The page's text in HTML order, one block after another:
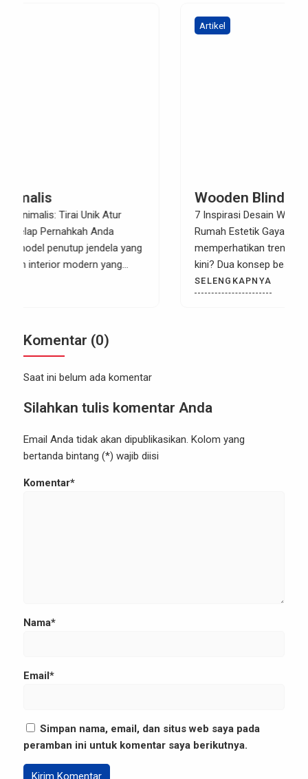
Wooden Blind Minimalis
7 Inspirasi Desain Wooden Blind Minimalis untuk
Rumah Estetik Gaya Japandi Pernahkah Anda
memperhatikan tren desain interior rumah masa
kini? Dua konsep besar, yaitu Japanese (Jepang)
dan Scandinavian (Skandinavia), kini melebur
menjadi satu tren global yang sangat digemari
menenangkan, serta penggunaan elemen […]
Komentar (0)
Saat ini belum ada komentar
Silahkan tulis komentar Anda
Email Anda tidak akan dipublikasikan. Kolom yang
bertanda bintang (*) wajib diisi
Komentar*
Nama*
Email*
Simpan nama, email, dan situs web saya pada
peramban ini untuk komentar saya berikutnya.